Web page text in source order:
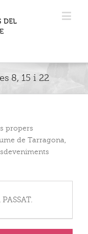
propers
de Tarragona,